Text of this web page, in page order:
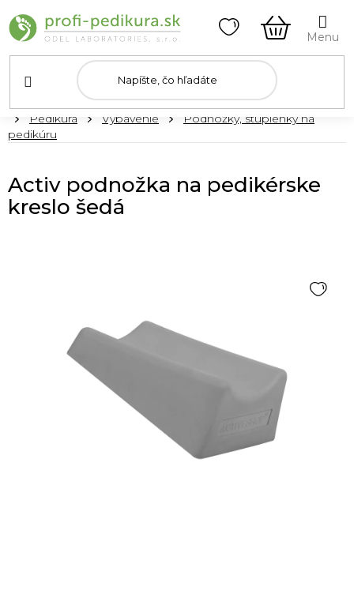
na
obsah
KOŠÍK
DomovPedikúra Vybavenie
Podnožky, stupienky na
pedikúru
Activ podnožka na pedikérske
kreslo šedá